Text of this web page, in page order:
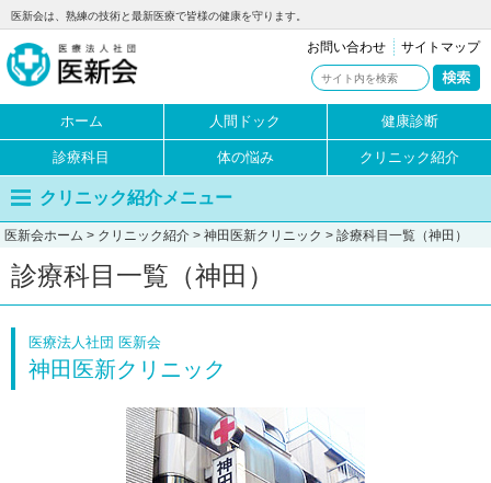
医新会は、熟練の技術と最新医療で皆様の健康を守ります。
お問い合わせ サイトマップ
ホーム 人間ドック 健康診断
診療科目 体の悩み クリニック紹介
クリニック紹介メニュー
医新会ホーム > クリニック紹介 > 神田医新クリニック > 診療科目一覧（神田）
診療科目一覧（神田）
医療法人社団 医新会
神田医新クリニック